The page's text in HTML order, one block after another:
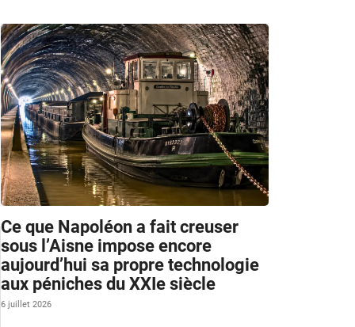
Ce que Napoléon a fait creuser
sous l’Aisne impose encore
aujourd’hui sa propre technologie
aux péniches du XXIe siècle
6 juillet 2026